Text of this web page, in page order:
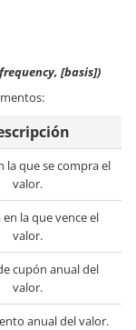
[basis])
la que se compra el
valor.
en la que vence el
valor.
cupón anual del
valor.
anual del valor.